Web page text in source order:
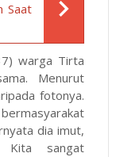
Saat
warga Tirta
Menurut
fotonya.
dia imut,
Kita sangat